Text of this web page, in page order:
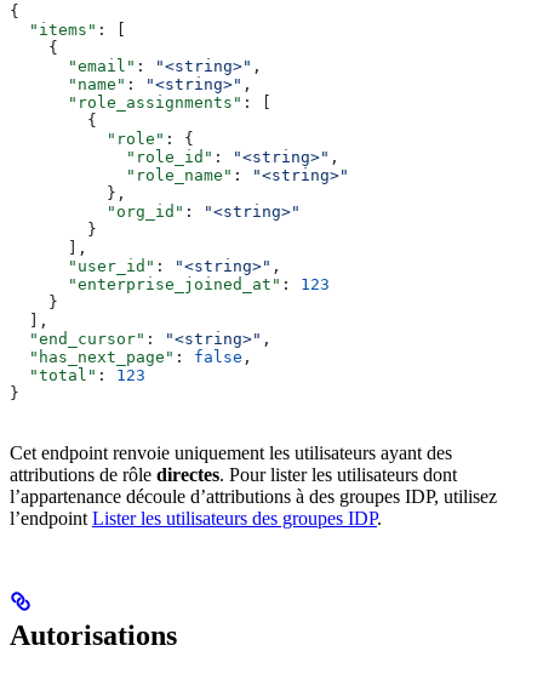
{
  "items"
: [
    {
      "email"
: "<string>" ,
      "name"
: "<string>" ,
      "role_assignments"
: [
        {
          "role"
: {
            "role_id"
: "<string>" ,
            "role_name"
:
"<string>"
          },
          "org_id"
:
"<string>"
        }
      ],
      "user_id"
: "<string>" ,
      "enterprise_joined_at"
: 123
    }
  ],
  "end_cursor"
: "<string>" ,
  "has_next_page"
: false ,
  "total"
: 123
}
Cet endpoint renvoie uniquement les utilisateurs ayant des
attributions de rôle directes. Pour lister les utilisateurs dont
l’appartenance découle d’attributions à des groupes IDP, utilisez
l’endpoint Lister les utilisateurs des groupes IDP.
Autorisations